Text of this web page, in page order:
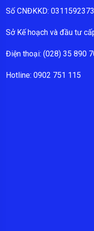
Số CNĐKKD: 0311592373
Sở Kế hoạch và đầu tư
Điện thoại: (028) 35 890
Hotline: 0902 751 115